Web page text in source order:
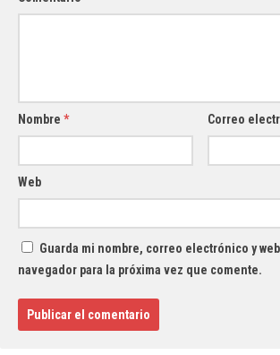
Nombre * Correo
Web
Guarda mi nombre, correo electrónico y
navegador para la próxima vez que comente.